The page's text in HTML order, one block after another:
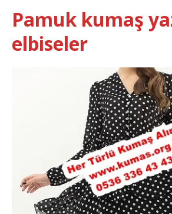
Pamuk kumaş
elbiseler